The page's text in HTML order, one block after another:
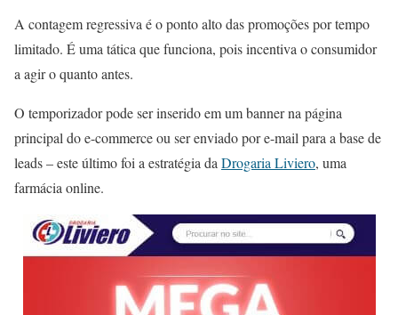
A contagem regressiva é o ponto alto das promoções por tempo
limitado. É uma tática que funciona, pois incentiva o consumidor
a agir o quanto antes.
O temporizador pode ser inserido em um banner na página
principal do e-commerce ou ser enviado por e-mail para a base de
leads – este último foi a estratégia daDrogaria Liviero, uma
farmácia online.